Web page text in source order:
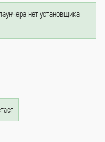
нет установщика